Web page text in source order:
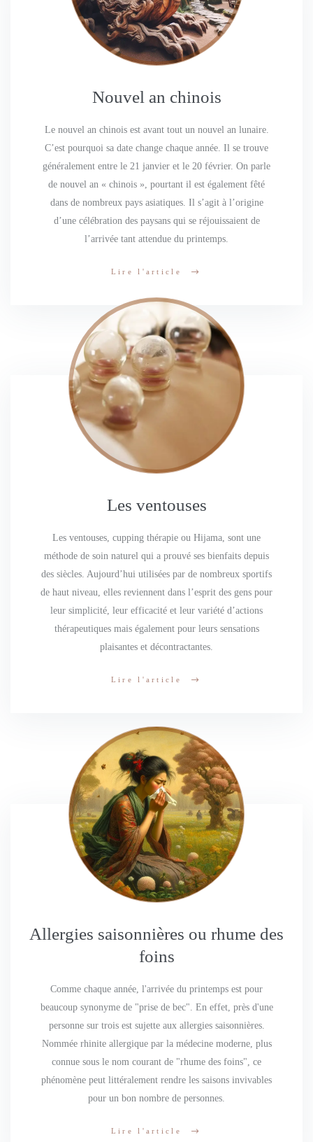
Nouvel an chinois
Le nouvel an chinois est avant tout un nouvel an lunaire.
C’est pourquoi sa date change chaque année. Il se trouve
généralement entre le 21 janvier et le 20 février. On parle
de nouvel an « chinois », pourtant il est également fêté
dans de nombreux pays asiatiques. Il s’agit à l’origine
d’une célébration des paysans qui se réjouissaient de
l’arrivée tant attendue du printemps.
Lire l'article
Les ventouses
Les ventouses, cupping thérapie ou Hijama, sont une
méthode de soin naturel qui a prouvé ses bienfaits depuis
des siècles. Aujourd’hui utilisées par de nombreux sportifs
de haut niveau, elles reviennent dans l’esprit des gens pour
leur simplicité, leur efficacité et leur variété d’actions
thérapeutiques mais également pour leurs sensations
plaisantes et décontractantes.
Lire l'article
Allergies saisonnières ou rhume des
foins
Comme chaque année, l'arrivée du printemps est pour
beaucoup synonyme de "prise de bec". En effet, près d'une
personne sur trois est sujette aux allergies saisonnières.
Nommée rhinite allergique par la médecine moderne, plus
connue sous le nom courant de "rhume des foins", ce
phénomène peut littéralement rendre les saisons invivables
pour un bon nombre de personnes.
Lire l'article